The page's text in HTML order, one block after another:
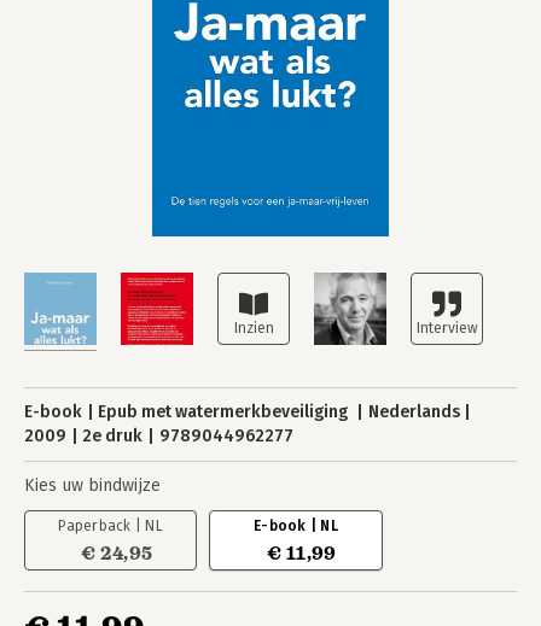
E-book Epub met watermerkbeveiliging
Nederlands
2009
2e druk 9789044962277
Kies uw bindwijze
Paperback | NL
€ 24,95
E-book | NL
€ 11,99